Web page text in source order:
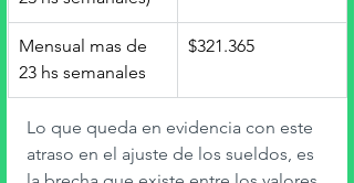
Mensual mas de
23 hs semanales
Lo que queda en evidencia con este
atraso en el ajuste de los sueldos, es